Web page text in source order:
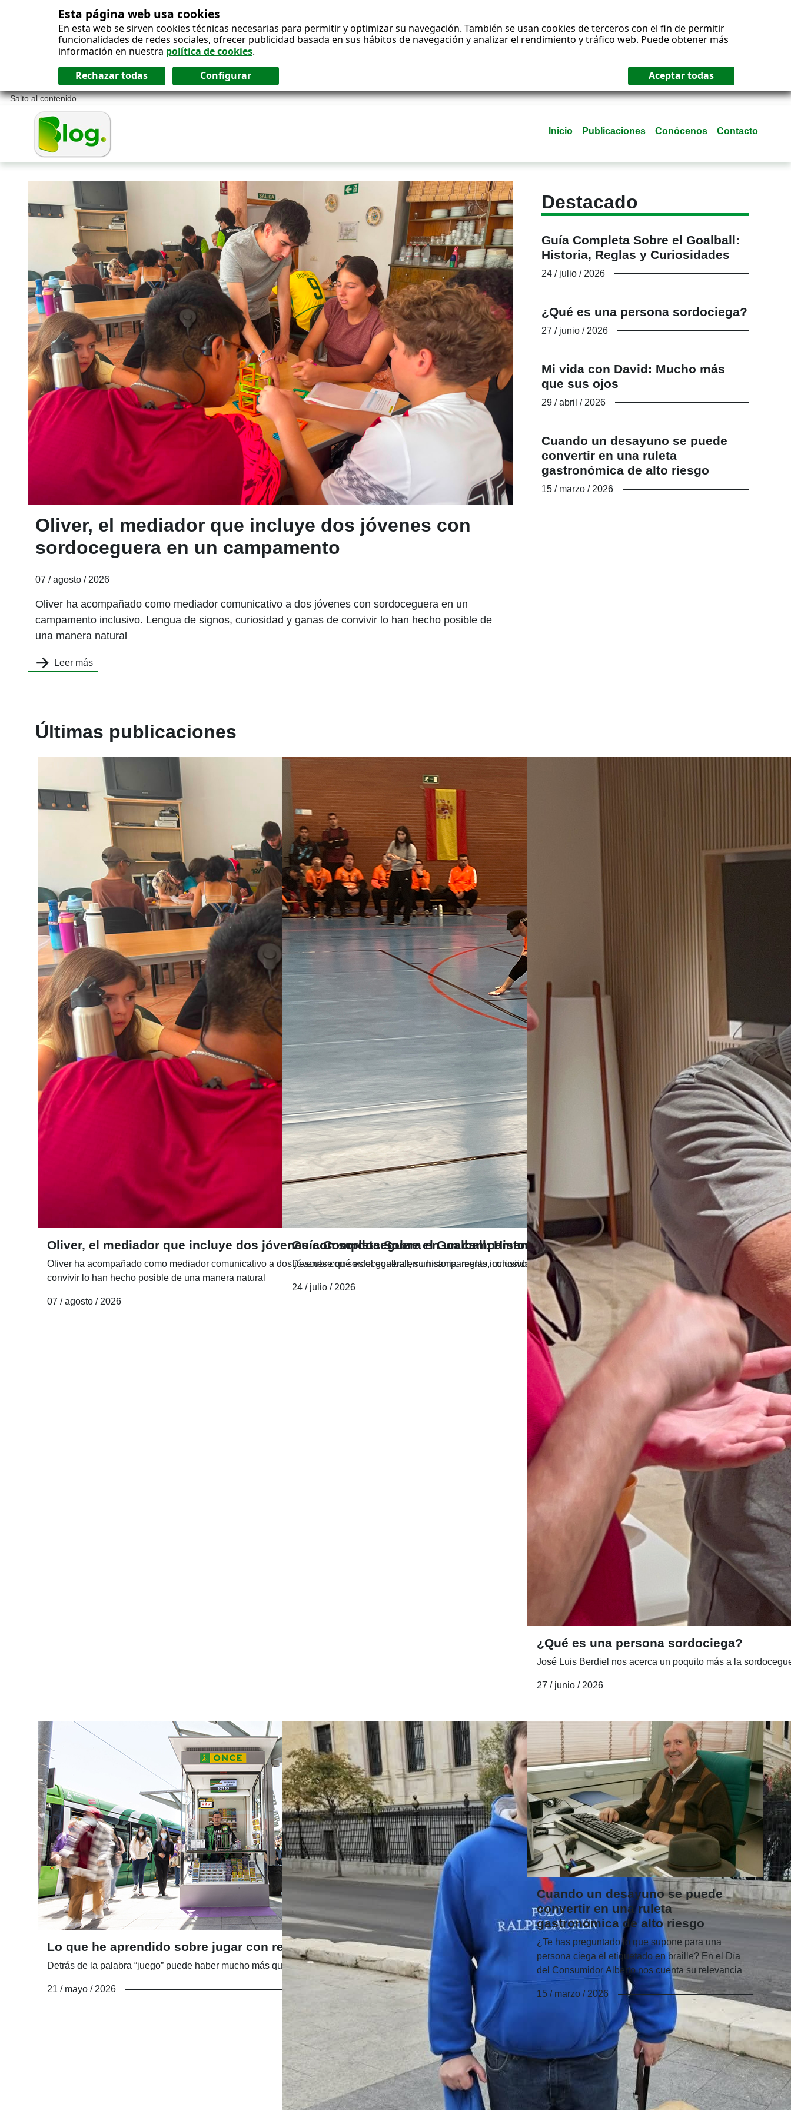
Esta página web usa cookies
En esta web se sirven cookies técnicas necesarias para permitir y optimizar su navegación. También se usan cookies de terceros con el fin de permitir
funcionalidades de redes sociales, ofrecer publicidad basada en sus hábitos de navegación y analizar el rendimiento y tráfico web. Puede obtener más
información en nuestra política de cookies.
Salto al contenido
Inicio Publicaciones Conócenos Contacto
Blog ONCE - Inicio
Oliver, el mediador que incluye dos jóvenes con
sordoceguera en un campamento
07 / agosto / 2026
Oliver ha acompañado como mediador comunicativo a dos jóvenes con sordoceguera en un
campamento inclusivo. Lengua de signos, curiosidad y ganas de convivir lo han hecho posible de
una manera natural
Leer más
Destacado
Guía Completa Sobre el Goalball:
Historia, Reglas y Curiosidades
24 / julio / 2026
¿Qué es una persona sordociega?
27 / junio / 2026
Mi vida con David: Mucho más
que sus ojos
29 / abril / 2026
Cuando un desayuno se puede
convertir en una ruleta
gastronómica de alto riesgo
15 / marzo / 2026
Últimas publicaciones
Oliver, el mediador que incluye dos jóvenes con sordoceguera en un campamento
Oliver ha acompañado como mediador comunicativo a dos jóvenes con sordoceguera en un campamento inclusivo. Lengua de signos, curiosidad y ganas de
convivir lo han hecho posible de una manera natural
07 / agosto / 2026
Guía Completa Sobre el Goalball: Historia, Reglas y Curiosidades
Descubre qué es el goalball, su historia, reglas, curiosidades y cómo este deporte adaptado mejora la inclusión de
24 / julio / 2026
¿Qué es una persona sordociega?
José Luis Berdiel nos acerca un poquito más a la
27 / junio / 2026
Lo que he aprendido sobre jugar con responsabilidad
Detrás de la palabra “juego” puede haber mucho más que azar...
21 / mayo / 2026
Cuando un desayuno se puede
convertir en una ruleta
gastronómica de alto riesgo
¿Te has preguntado lo que supone para una
persona ciega el etiquetado en braille? En el Día
del Consumidor Alberto nos cuenta su relevancia
15 / marzo / 2026